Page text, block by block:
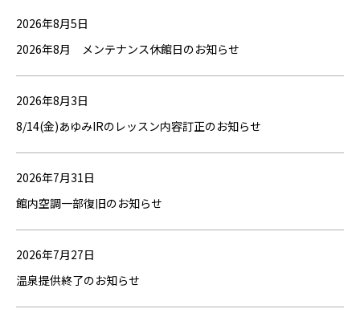
2026年8月5日
2026年8月 メンテナンス休館日のお知らせ
2026年8月3日
8/14(金)あゆみIRのレッスン内容訂正のお知らせ
2026年7月31日
館内空調一部復旧のお知らせ
2026年7月27日
温泉提供終了のお知らせ